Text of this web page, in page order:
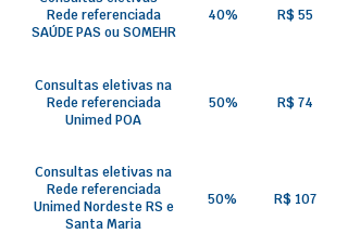
Rede referenciada
SAÚDE PAS ou SOMEHR
40% R$ 55
Consultas eletivas na
Rede referenciada
Unimed POA
50% R$ 74
Consultas eletivas na
Rede referenciada
Unimed Nordeste RS e
Santa Maria
50% R$ 107